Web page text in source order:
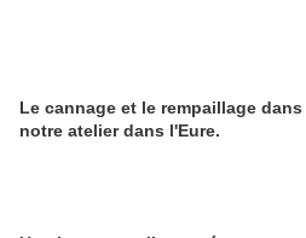
Le cannage et le rempaillage dans
notre atelier dans l'Eure.